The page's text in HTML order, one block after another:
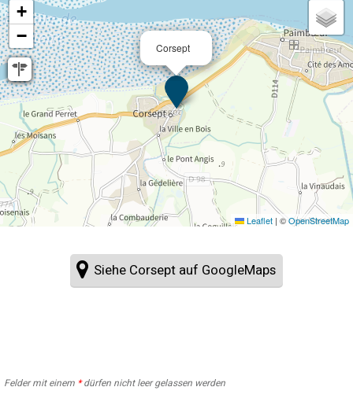
Corsept
+
−
Leaflet | ©OpenStreetMap
Siehe Corsept auf GoogleMaps
Felder mit einem *dürfen nicht leer gelassen werden